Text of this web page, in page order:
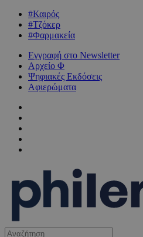
#Καιρός
#Τζόκερ
#Φαρμακεία
Εγγραφή στο Newsletter
Αρχείο Φ
Ψηφιακές Εκδόσεις
Αφιερώματα